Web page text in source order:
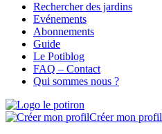
Rechercher des jardins
Evénements
Abonnements
Guide
Le Potiblog
FAQ – Contact
Qui sommes nous ?
Créer mon profil